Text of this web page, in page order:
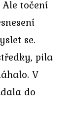
točení
se.
pila
V
do